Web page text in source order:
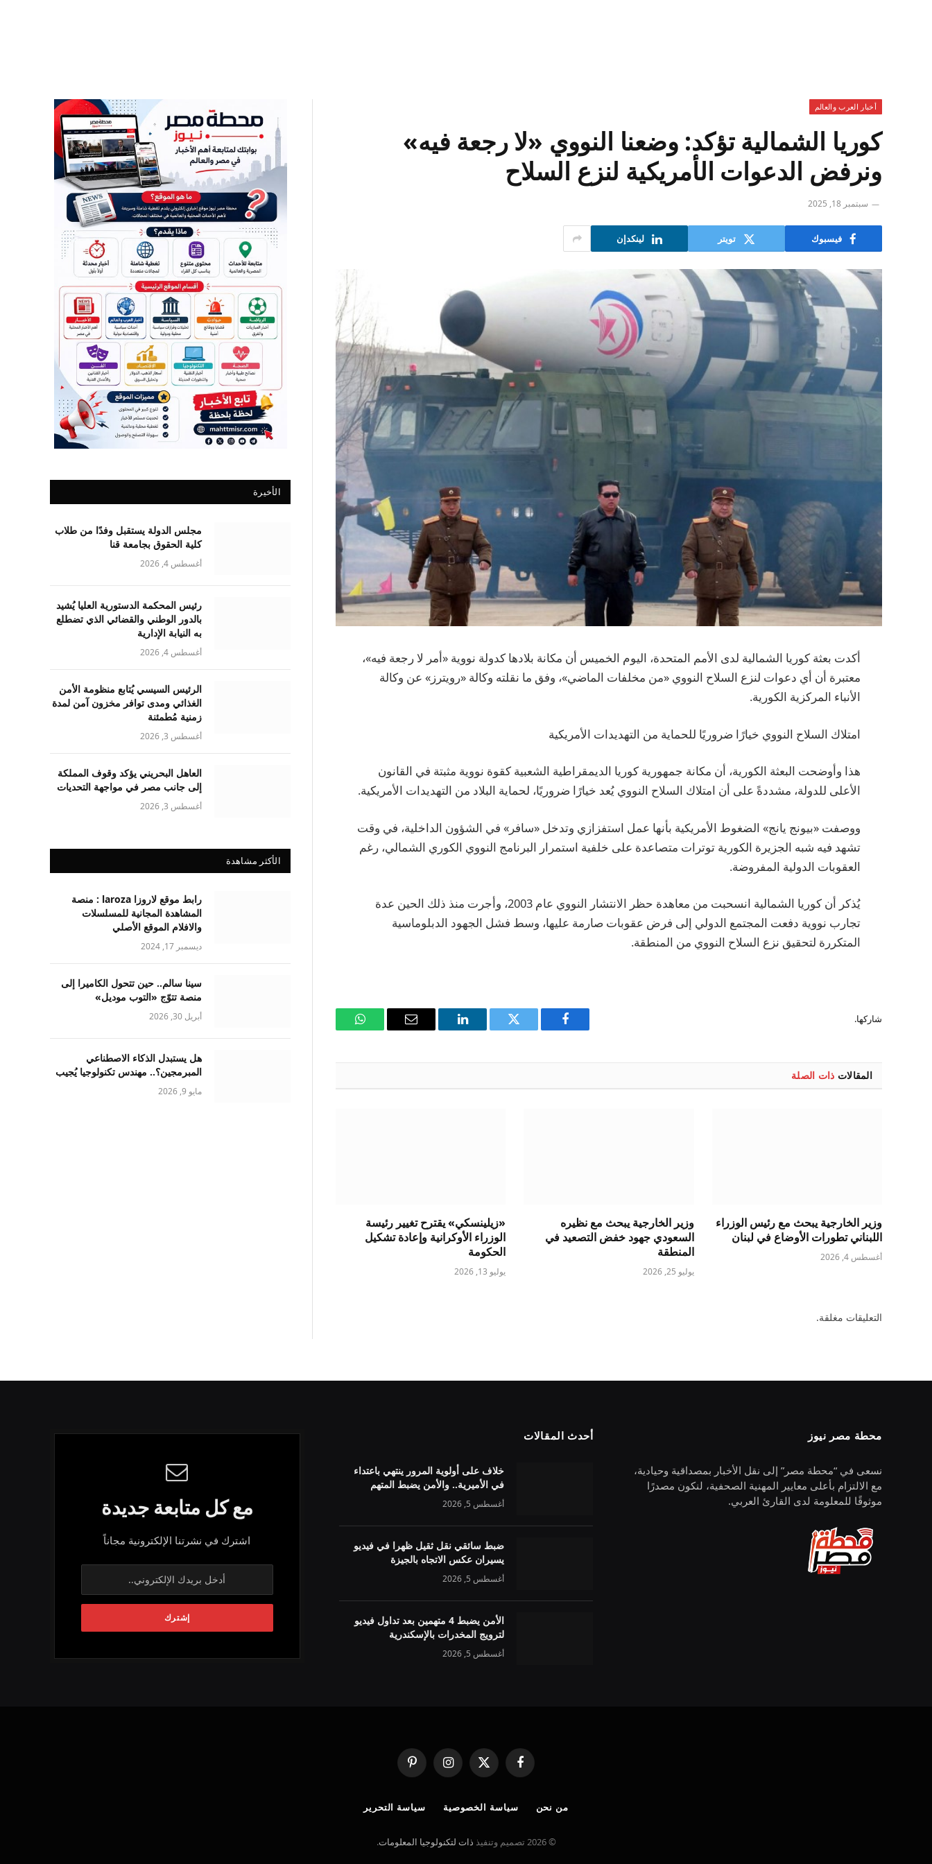
أخبار العرب والعالم
كوريا الشمالية تؤكد: وضعنا النووي «لا رجعة فيه»
ونرفض الدعوات الأمريكية لنزع السلاح
سبتمبر 18, 2025
فيسبوك تويتر لينكدإن
أكدت بعثة كوريا الشمالية لدى الأمم المتحدة، اليوم الخميس أن مكانة بلادها كدولة نووية «أمر لا رجعة فيه»،
معتبرة أن أي دعوات لنزع السلاح النووي «من مخلفات الماضي»، وفق ما نقلته وكالة «رويترز» عن وكالة
الأنباء المركزية الكورية.
امتلاك السلاح النووي خيارًا ضروريًا للحماية من التهديدات الأمريكية
هذا وأوضحت البعثة الكورية، أن مكانة جمهورية كوريا الديمقراطية الشعبية كقوة نووية مثبتة في القانون
الأعلى للدولة، مشددةً على أن امتلاك السلاح النووي يُعد خيارًا ضروريًا، لحماية البلاد من التهديدات الأمريكية.
ووصفت «بيونج يانج» الضغوط الأمريكية بأنها عمل استفزازي وتدخل «سافر» في الشؤون الداخلية، في وقت
تشهد فيه شبه الجزيرة الكورية توترات متصاعدة على خلفية استمرار البرنامج النووي الكوري الشمالي، رغم
العقوبات الدولية المفروضة.
يُذكر أن كوريا الشمالية انسحبت من معاهدة حظر الانتشار النووي عام 2003، وأجرت منذ ذلك الحين عدة
تجارب نووية دفعت المجتمع الدولي إلى فرض عقوبات صارمة عليها، وسط فشل الجهود الدبلوماسية
المتكررة لتحقيق نزع السلاح النووي من المنطقة.
شاركها.
فيسبوك
تويتر لينكدإن
البريد
واتساب
المقالات ذات الصلة
وزير الخارجية يبحث مع رئيس الوزراء
اللبناني تطورات الأوضاع في لبنان
أغسطس 4, 2026
وزير الخارجية يبحث مع نظيره
السعودي جهود خفض التصعيد في
المنطقة
يوليو 25, 2026
«زيلينسكي» يقترح تغيير رئيسة
الوزراء الأوكرانية وإعادة تشكيل
الحكومة
يوليو 13, 2026
التعليقات مغلقة.
الأخيرة
مجلس الدولة يستقبل وفدًا من طلاب
كلية الحقوق بجامعة قنا
أغسطس 4, 2026
رئيس المحكمة الدستورية العليا يُشيد
بالدور الوطني والقضائي الذي تضطلع
به النيابة الإدارية
أغسطس 4, 2026
الرئيس السيسي يُتابع منظومة الأمن
الغذائي ومدى توافر مخزون آمن لمدة
زمنية مُطمئنة
أغسطس 3, 2026
العاهل البحريني يؤكد وقوف المملكة
إلى جانب مصر في مواجهة التحديات
أغسطس 3, 2026
الأكثر مشاهدة
رابط موقع لاروزا laroza : منصة
المشاهدة المجانية للمسلسلات
والافلام الموقع الأصلي
ديسمبر 17, 2024
سينا سالم.. حين تتحول الكاميرا إلى
منصة تتوّج «التوب موديل»
أبريل 30, 2026
هل يستبدل الذكاء الاصطناعي
المبرمجين؟.. مهندس تكنولوجيا يُجيب
مايو 9, 2026
محطة مصر نيوز
نسعى في “محطة مصر” إلى نقل الأخبار بمصداقية وحيادية،
مع الالتزام بأعلى معايير المهنية الصحفية، لنكون مصدرًا
موثوقًا للمعلومة لدى القارئ العربي.
أحدث المقالات
خلاف على أولوية المرور ينتهي باعتداء
في الأميرية.. والأمن يضبط المتهم
أغسطس 5, 2026
ضبط سائقي نقل ثقيل ظهرا في فيديو
يسيران عكس الاتجاه بالجيزة
أغسطس 5, 2026
الأمن يضبط 4 متهمين بعد تداول فيديو
لترويج المخدرات بالإسكندرية
أغسطس 5, 2026
مع كل متابعة جديدة
اشترك في نشرتنا الإلكترونية مجاناً
فيسبوك
X
(Twitter)
الانستغرامبينتيريست
من نحن سياسة الخصوصية سياسة التحرير
© 2026 تصميم وتنفيذ ذات لتكنولوجيا المعلومات.